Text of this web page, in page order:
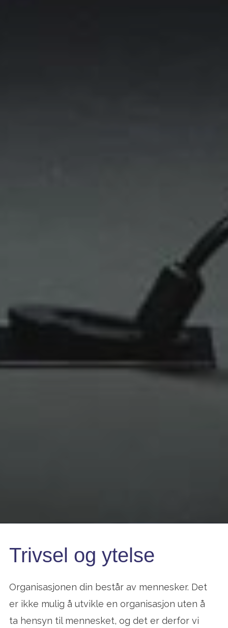
Trivsel og ytelse
Organisasjonen din består av mennesker. Det
er ikke mulig å utvikle en organisasjon uten å
ta hensyn til mennesket, og det er derfor vi